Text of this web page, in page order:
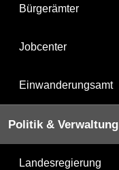
Bürgerämter
Jobcenter
Einwanderungsamt
Politik & Verwaltung
Landesregierung